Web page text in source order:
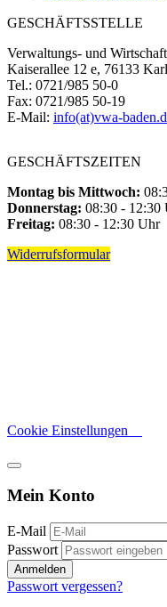
GESCHÄFTSSTELLE
Verwaltungs- und
Kaiserallee 12 e, 76133
Tel.: 0721/985 50-0
Fax: 0721/985 50-19
E-Mail: info(at)vwa-
GESCHÄFTSZEITEN
Montag bis Mittwoch:
Donnerstag: 08:30 - 12:30
Freitag: 08:30 - 12:30 Uhr
Widerrufsformular
Cookie Einstellungen
Mein Konto
E-Mail
Passwort
Anmelden
Passwort vergessen?